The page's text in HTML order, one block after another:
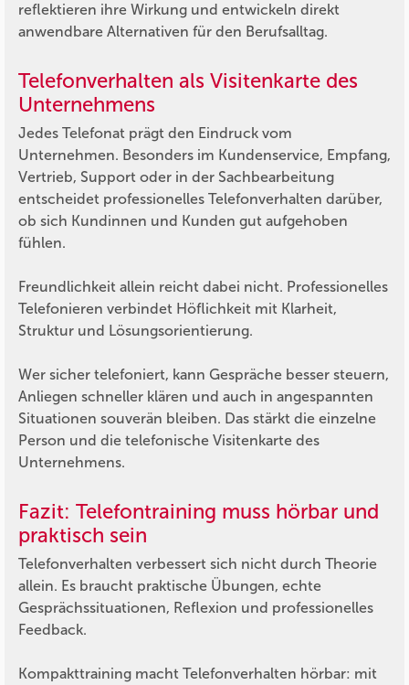
reflektieren ihre Wirkung und entwickeln direkt
anwendbare Alternativen für den Berufsalltag.
Telefonverhalten als Visitenkarte des
Unternehmens
Jedes Telefonat prägt den Eindruck vom
Unternehmen. Besonders im Kundenservice, Empfang,
Vertrieb, Support oder in der Sachbearbeitung
entscheidet professionelles Telefonverhalten darüber,
ob sich Kundinnen und Kunden gut aufgehoben
fühlen.
Freundlichkeit allein reicht dabei nicht. Professionelles
Telefonieren verbindet Höflichkeit mit Klarheit,
Struktur und Lösungsorientierung.
Wer sicher telefoniert, kann Gespräche besser steuern,
Anliegen schneller klären und auch in angespannten
Situationen souverän bleiben. Das stärkt die einzelne
Person und die telefonische Visitenkarte des
Unternehmens.
Fazit: Telefontraining muss hörbar und
praktisch sein
Telefonverhalten verbessert sich nicht durch Theorie
allein. Es braucht praktische Übungen, echte
Gesprächssituationen, Reflexion und professionelles
Feedback.
Kompakttraining macht Telefonverhalten hörbar: mit